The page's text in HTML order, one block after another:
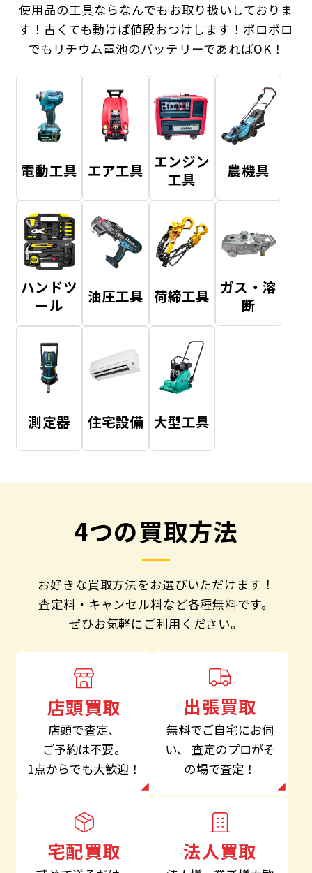
使用品の工具ならなんでもお取り扱いしておりま
す！ 古くても動けば値段おつけします！ボロボロ
でもリチウム電池のバッテリーであればOK！
電動工具 エア工具 エンジン
工具
農機具
ハンドツ
ール
油圧工具 荷締工具 ガス・溶
断
測定器 住宅設備 大型工具
4つの買取方法
お好きな買取方法をお選びいただけます！
査定料・キャンセル料など各種無料です。
ぜひお気軽にご利用ください。
店頭買取
店頭で査定、
ご予約は不要。
1点からでも大歓迎！
出張買取
無料でご自宅にお伺
い、
査定のプロがそ
の場で査定！
宅配買取 法人買取